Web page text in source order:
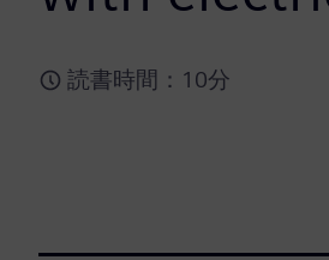
読書時間：10分